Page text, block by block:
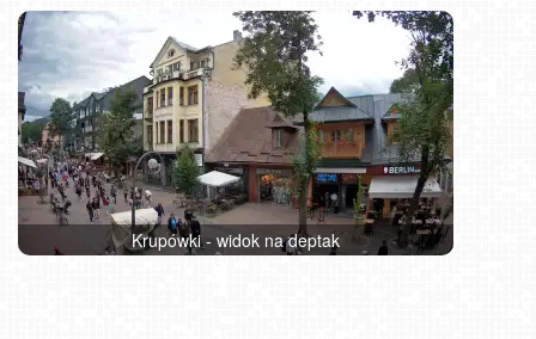
Krupówki - widok na deptak